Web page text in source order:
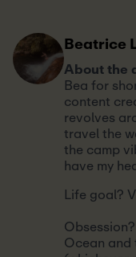
Beatrice
About the
Bea for
content
revolves
travel the
the camp
have my
Life goal?
Ocean